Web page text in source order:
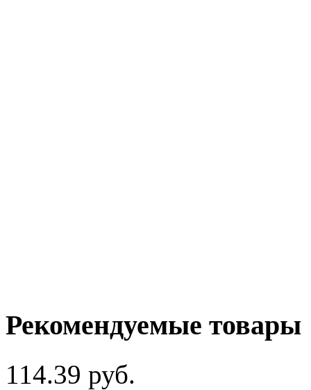
Рекомендуемые товары
114.39 руб.